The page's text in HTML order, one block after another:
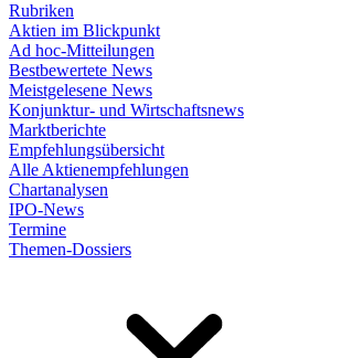
Rubriken
Aktien im Blickpunkt
Ad hoc-Mitteilungen
Bestbewertete News
Meistgelesene News
Konjunktur- und Wirtschaftsnews
Marktberichte
Empfehlungsübersicht
Alle Aktienempfehlungen
Chartanalysen
IPO-News
Termine
Themen-Dossiers